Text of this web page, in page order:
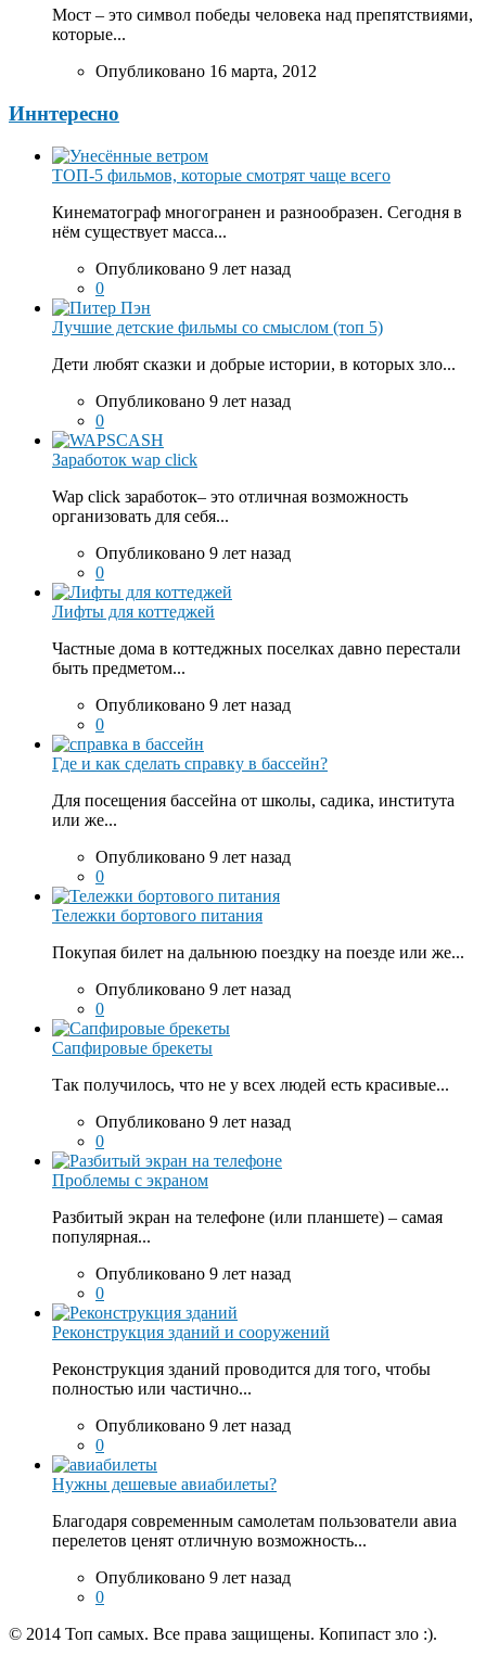
Мост – это символ победы человека над препятствиями,
которые...
Опубликовано 16 марта, 2012
Иннтересно
ТОП-5 фильмов, которые смотрят чаще всего
Кинематограф многогранен и разнообразен. Сегодня в
нём существует масса...
Опубликовано 9 лет назад
0
Лучшие детские фильмы со смыслом (топ 5)
Дети любят сказки и добрые истории, в которых зло...
Опубликовано 9 лет назад
0
Заработок wap click
Wap click заработок– это отличная возможность
организовать для себя...
Опубликовано 9 лет назад
0
Лифты для коттеджей
Частные дома в коттеджных поселках давно перестали
быть предметом...
Опубликовано 9 лет назад
0
Где и как сделать справку в бассейн?
Для посещения бассейна от школы, садика, института
или же...
Опубликовано 9 лет назад
0
Тележки бортового питания
Покупая билет на дальнюю поездку на поезде или же...
Опубликовано 9 лет назад
0
Сапфировые брекеты
Так получилось, что не у всех людей есть красивые...
Опубликовано 9 лет назад
0
Проблемы с экраном
Разбитый экран на телефоне (или планшете) – самая
популярная...
Опубликовано 9 лет назад
0
Реконструкция зданий и сооружений
Реконструкция зданий проводится для того, чтобы
полностью или частично...
Опубликовано 9 лет назад
0
Нужны дешевые авиабилеты?
Благодаря современным самолетам пользователи авиа
перелетов ценят отличную возможность...
Опубликовано 9 лет назад
0
© 2014 Топ самых. Все права защищены. Копипаст зло :).